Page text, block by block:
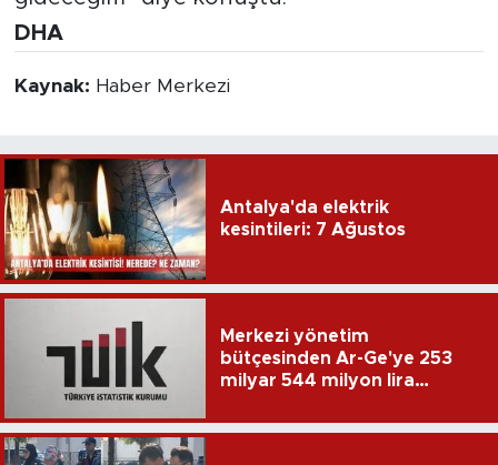
DHA
Kaynak: Haber Merkezi
Antalya'da elektrik
kesintileri: 7 Ağustos
Merkezi yönetim
bütçesinden Ar-Ge'ye 253
milyar 544 milyon lira